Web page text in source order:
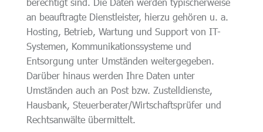
an beauftragte Dienstleister, hierzu gehören u. a.
Hosting, Betrieb, Wartung und Support von IT-
Systemen, Kommunikationssysteme und
Entsorgung unter Umständen weitergegeben.
Darüber hinaus werden Ihre Daten unter
Umständen auch an Post bzw. Zustelldienste,
Hausbank, Steuerberater/Wirtschaftsprüfer und
Rechtsanwälte übermittelt.